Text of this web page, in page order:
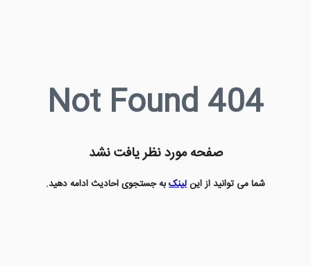
Not Found 404
صفحه مورد نظر یافت نشد
شما می توانید از اینلینکبه جستجوی احادیث ادامه دهید.